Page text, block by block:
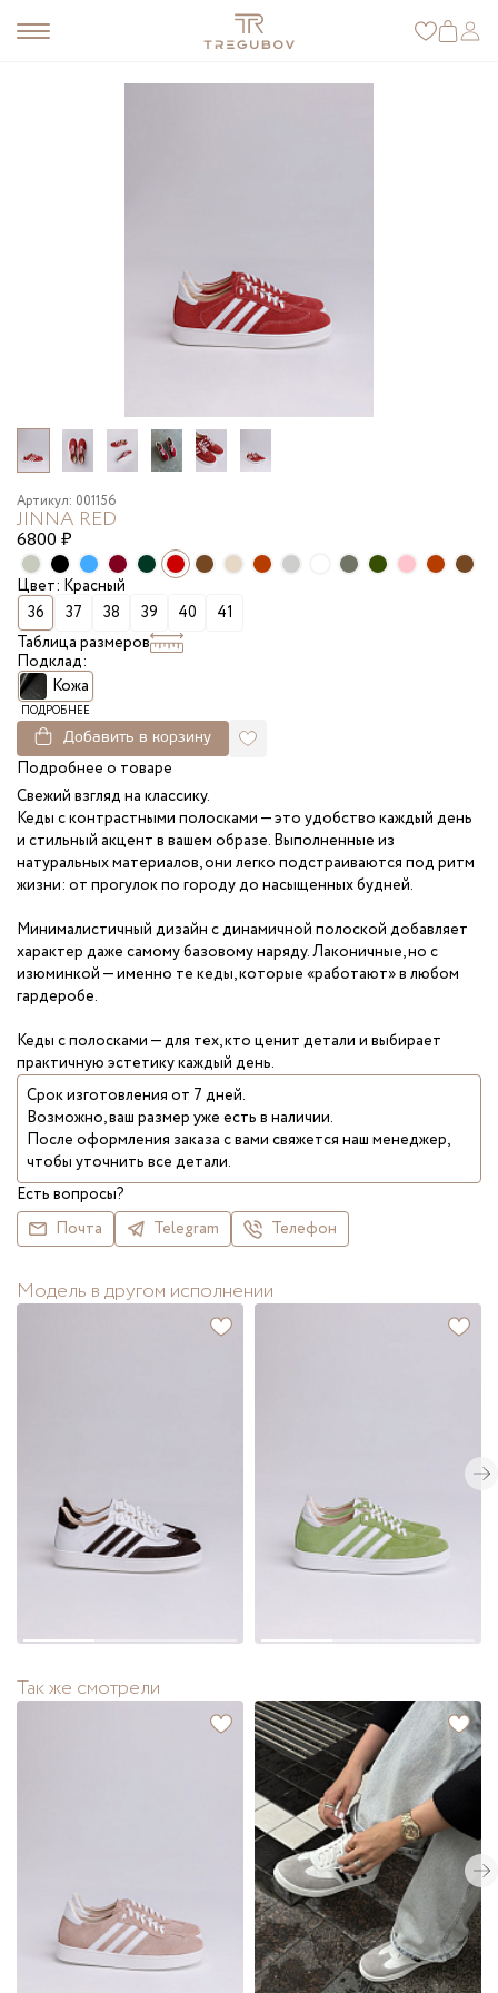
Артикул: 001156
JINNA RED
6800 ₽
Цвет: Красный
36
37 38 39 40
41
Таблица размеров
Подклад:
Кожа
ПОДРОБНЕЕ
Добавить в корзину
Подробнее о товаре
Свежий взгляд на классику.
Кеды с контрастными полосками — это удобство каждый день
и стильный акцент в вашем образе. Выполненные из
натуральных материалов, они легко подстраиваются под ритм
жизни: от прогулок по городу до насыщенных будней.
Минималистичный дизайн с динамичной полоской добавляет
характер даже самому базовому наряду. Лаконичные, но с
изюминкой — именно те кеды, которые «работают» в любом
гардеробе.
Кеды с полосками — для тех, кто ценит детали и выбирает
практичную эстетику каждый день.
Срок изготовления от 7 дней.
Возможно, ваш размер уже есть в наличии.
После оформления заказа с вами свяжется наш менеджер,
чтобы уточнить все детали.
Есть вопросы?
Почта
Telegram Телефон
Модель в другом исполнении
Так же смотрели